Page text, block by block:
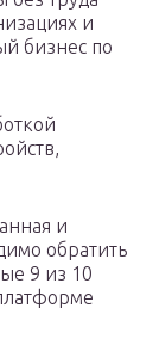
и
бизнес по
и
обратить
9 из 10